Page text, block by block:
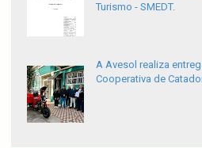
Turismo - SMEDT.
A Avesol realiza
Cooperativa de